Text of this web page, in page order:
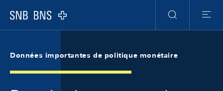
Logo
RechercheMenu
Données importantes de politique monétaire